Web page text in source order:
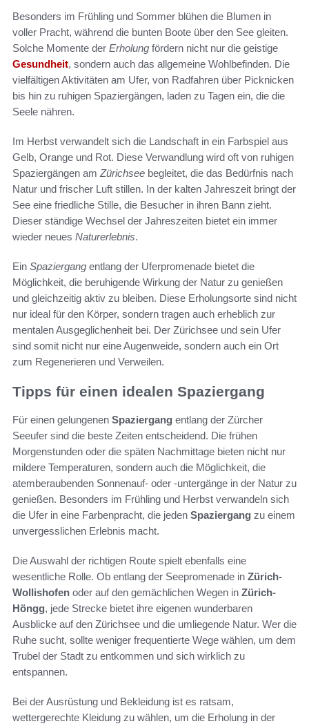
Besonders im Frühling und Sommer blühen die Blumen in
voller Pracht, während die bunten Boote über den See gleiten.
Solche Momente der Erholung fördern nicht nur die geistige
Gesundheit, sondern auch das allgemeine Wohlbefinden. Die
vielfältigen Aktivitäten am Ufer, von Radfahren über Picknicken
bis hin zu ruhigen Spaziergängen, laden zu Tagen ein, die die
Seele nähren.
Im Herbst verwandelt sich die Landschaft in ein Farbspiel aus
Gelb, Orange und Rot. Diese Verwandlung wird oft von ruhigen
Spaziergängen amZürichsee begleitet, die das Bedürfnis nach
Natur und frischer Luft stillen. In der kalten Jahreszeit bringt der
See eine friedliche Stille, die Besucher in ihren Bann zieht.
Dieser ständige Wechsel der Jahreszeiten bietet ein immer
wieder neues Naturerlebnis.
Ein Spaziergang entlang der Uferpromenade bietet die
Möglichkeit, die beruhigende Wirkung der Natur zu genießen
und gleichzeitig aktiv zu bleiben. Diese Erholungsorte sind nicht
nur ideal für den Körper, sondern tragen auch erheblich zur
mentalen Ausgeglichenheit bei. Der Zürichsee und sein Ufer
sind somit nicht nur eine Augenweide, sondern auch ein Ort
zum Regenerieren und Verweilen.
Tipps für einen idealen Spaziergang
Für einen gelungenen Spaziergang entlang der Zürcher
Seeufer sind die beste Zeiten entscheidend. Die frühen
Morgenstunden oder die späten Nachmittage bieten nicht nur
mildere Temperaturen, sondern auch die Möglichkeit, die
atemberaubenden Sonnenauf- oder -untergänge in der Natur zu
genießen. Besonders im Frühling und Herbst verwandeln sich
die Ufer in eine Farbenpracht, die jeden Spaziergang zu einem
unvergesslichen Erlebnis macht.
Die Auswahl der richtigen Route spielt ebenfalls eine
wesentliche Rolle. Ob entlang der Seepromenade in Zürich-
Wollishofen oder auf den gemächlichen Wegen in Zürich-
Höngg, jede Strecke bietet ihre eigenen wunderbaren
Ausblicke auf den Zürichsee und die umliegende Natur. Wer die
Ruhe sucht, sollte weniger frequentierte Wege wählen, um dem
Trubel der Stadt zu entkommen und sich wirklich zu
entspannen.
Bei der Ausrüstung und Bekleidung ist es ratsam,
wettergerechte Kleidung zu wählen, um die Erholung in der